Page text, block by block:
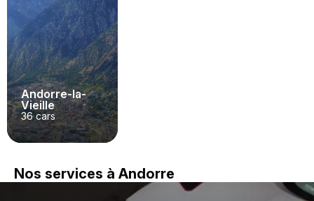
Andorre-la-
Vieille
36cars
Nos services à Andorre